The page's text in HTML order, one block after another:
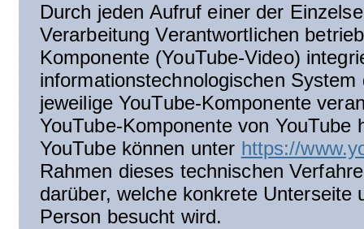
Durch jeden Aufruf einer der
Verarbeitung Verantwortlichen
Komponente (YouTube-Video)
informationstechnologischen
jeweilige YouTube-Komponente
YouTube-Komponente von
YouTube können unter https://
Rahmen dieses technischen
darüber, welche konkrete
Person besucht wird.